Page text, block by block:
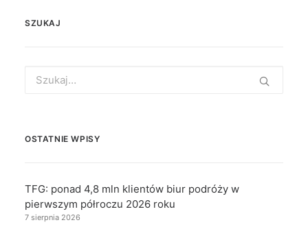
SZUKAJ
for:
OSTATNIE WPISY
TFG: ponad 4,8 mln klientów biur podróży w
pierwszym półroczu 2026 roku
7 sierpnia 2026